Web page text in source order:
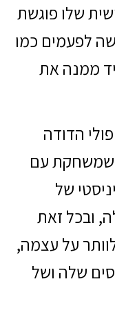
שלו פוגשת
לפעמים כמו
ממנה את
הדודה
שמשחקת עם
של
ובכל זאת
על עצמה,
שלה ושל